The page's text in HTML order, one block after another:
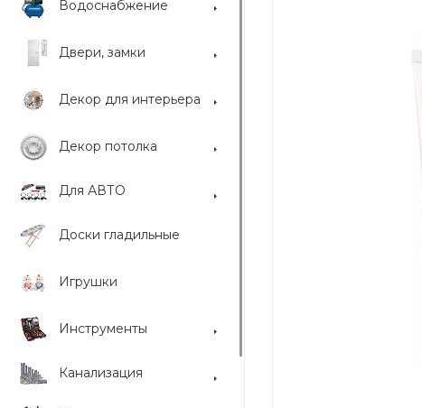
Водоснабжение
Двери, замки
Декор для интерьера
Декор потолка
Для АВТО
Доски гладильные
Игрушки
Инструменты
Канализация